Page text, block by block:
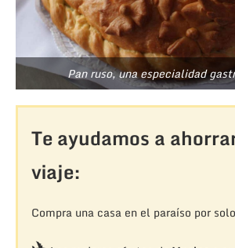
Pan ruso, una especialidad
Te ayudamos a
viaje:
Compra una casa en el paraíso por